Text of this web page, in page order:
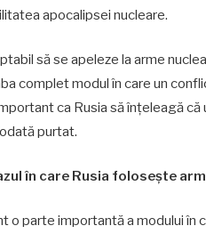
apocalipsei nucleare.
să se apeleze la arme
complet modul în care un
ca Rusia să înțeleagă
purtat.
în care Rusia folosește
o parte importantă a modului în